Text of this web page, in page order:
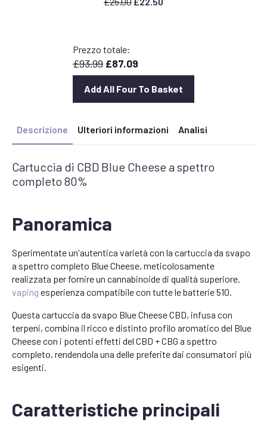
Prezzo totale:
£93.99 £87.09
Add All Four To Basket
Descrizione Ulteriori informazioni Analisi
Cartuccia di CBD Blue Cheese a spettro
completo 80%
Panoramica
Sperimentate un'autentica varietà con la cartuccia da svapo
a spettro completo Blue Cheese, meticolosamente
realizzata per fornire un cannabinoide di qualità superiore.
vaping esperienza compatibile con tutte le batterie 510.
Questa cartuccia da svapo Blue Cheese CBD, infusa con
terpeni, combina il ricco e distinto profilo aromatico del Blue
Cheese con i potenti effetti del CBD + CBG a spettro
completo, rendendola una delle preferite dai consumatori più
esigenti.
Caratteristiche principali